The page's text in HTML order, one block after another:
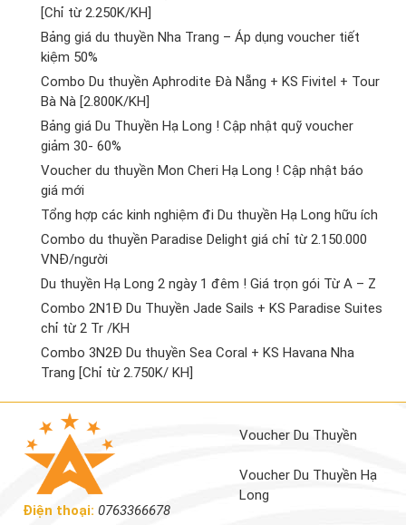
[Chỉ từ 2.250K/KH]
Bảng giá du thuyền Nha Trang – Áp dụng voucher tiết
kiệm 50%
Combo Du thuyền Aphrodite Đà Nẵng + KS Fivitel + Tour
Bà Nà [2.800K/KH]
Bảng giá Du Thuyền Hạ Long ! Cập nhật quỹ voucher
giảm 30- 60%
Voucher du thuyền Mon Cheri Hạ Long ! Cập nhật báo
giá mới
Tổng hợp các kinh nghiệm đi Du thuyền Hạ Long hữu ích
Combo du thuyền Paradise Delight giá chỉ từ 2.150.000
VNĐ/người
Du thuyền Hạ Long 2 ngày 1 đêm ! Giá trọn gói Từ A – Z
Combo 2N1Đ Du Thuyền Jade Sails + KS Paradise Suites
chỉ từ 2 Tr /KH
Combo 3N2Đ Du thuyền Sea Coral + KS Havana Nha
Trang [Chỉ từ 2.750K/ KH]
Điện thoại: 0763366678
Voucher Du Thuyền
Voucher Du Thuyền Hạ
Long